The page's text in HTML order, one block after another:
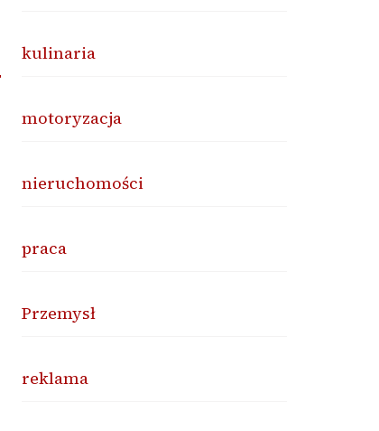
kulinaria
motoryzacja
nieruchomości
praca
Przemysł
reklama